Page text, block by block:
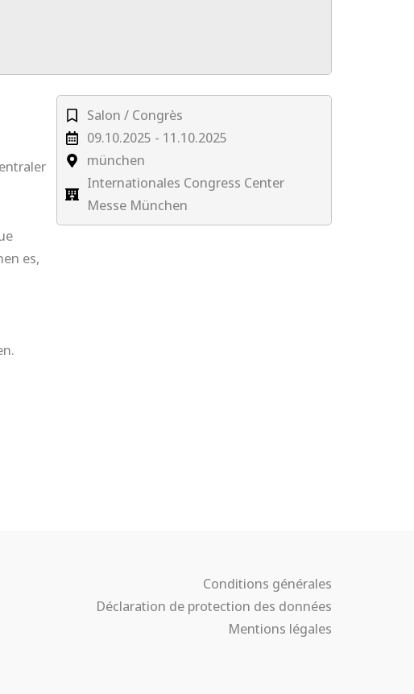
es,
Salon / Congrès
09.10.2025 - 11.10.2025
münchen
Internationales Congress Center
Messe München
Conditions générales
Déclaration de protection des données
Mentions légales